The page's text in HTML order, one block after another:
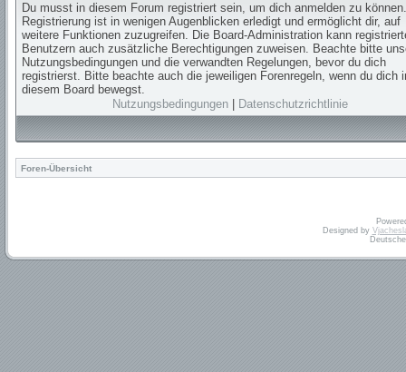
Du musst in diesem Forum registriert sein, um dich anmelden zu
Registrierung ist in wenigen Augenblicken erledigt und ermöglicht dir, auf
weitere Funktionen zuzugreifen. Die Board-Administration kann
Benutzern auch zusätzliche Berechtigungen zuweisen. Beachte bitte
Nutzungsbedingungen und die verwandten Regelungen, bevor du dich
registrierst. Bitte beachte auch die jeweiligen Forenregeln, wenn du dich
diesem Board bewegst.
Nutzungsbedingungen
Datenschutzrichtlinie
Foren-Übersicht
Designed by